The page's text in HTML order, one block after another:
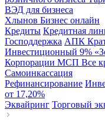
ВЭД для бизнеса
Хлынов Бизнес онлайн
Кредиты Кредитная
Господдержка АПК
Инвестиционный 9%
Корпорации МСП Все
Самоинкассация
Рефинансирование
от 17,20%
Эквайринг Торговый